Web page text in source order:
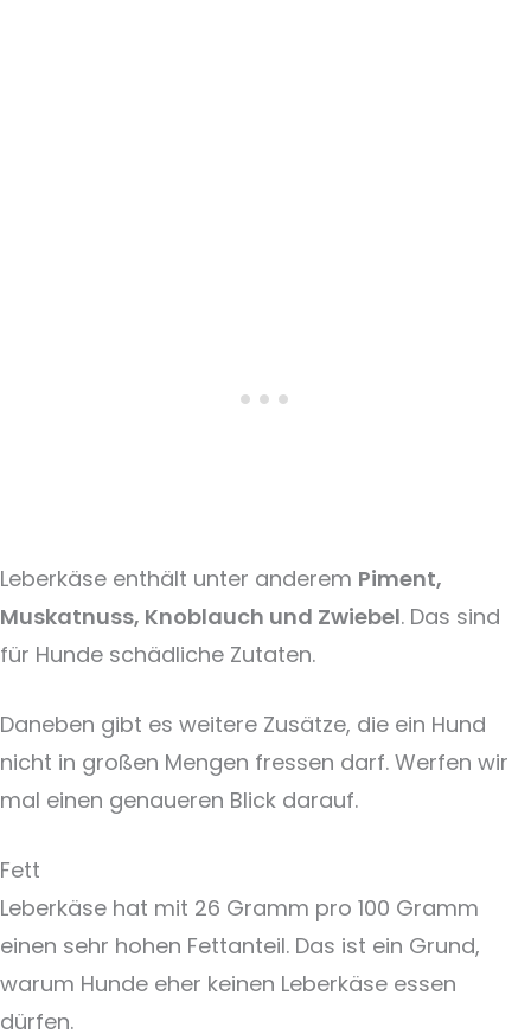
Leberkäse enthält unter anderem Piment,
Muskatnuss, Knoblauch und Zwiebel. Das sind
für Hunde schädliche Zutaten.
Daneben gibt es weitere Zusätze, die ein Hund
nicht in großen Mengen fressen darf. Werfen wir
mal einen genaueren Blick darauf.
Fett
Leberkäse hat mit 26 Gramm pro 100 Gramm
einen sehr hohen Fettanteil. Das ist ein Grund,
warum Hunde eher keinen Leberkäse essen
dürfen.